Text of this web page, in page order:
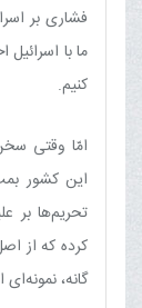
فشاری بر
ما با
کنیم.
امّا وقتی
این کشور
تحریم‌ها بر
کرده که از
گانه،